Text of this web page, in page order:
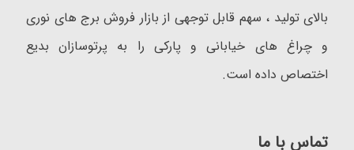
بالای تولید ، سهم قابل توجهی از بازار فروش برج های نوری
و چراغ های خیابانی و پارکی را به پرتوسازان بدیع
اختصاص داده است.
تماس با ما